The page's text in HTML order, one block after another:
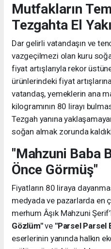
Mutfakların
Tezgahta El
Dar gelirli vatandaşın ve
vazgeçilmezi olan kuru
fiyat artışlarıyla rekor
ürünlerindeki fiyat
vatandaş, yemeklerin ana
kilogramının 80 lirayı
Tezgah yanına
soğan almak zorunda
"Mahzuni Baba
Önce Görmüş"
Fiyatların 80 liraya
medyada ve pazarlarda en
merhum Âşık Mahzuni
Gözlüm"ve "Parsel Parsel
eserlerinin yanında halkın